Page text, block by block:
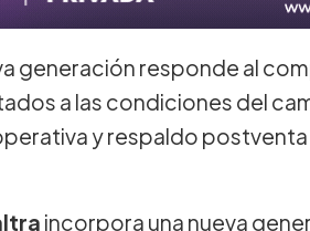
generación responde al
a las condiciones del
y respaldo postventa
incorpora una nueva